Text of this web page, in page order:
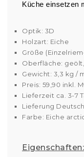
Küche einsetzen
Optik: 3D
Holzart: Eiche
Größe
Oberfläche:
Gewicht: 3,3 kg /
Preis: 59,90 inkl.
Lieferzeit ca. 3-7
Lieferung
Farbe: Eiche
Eigenschaften: